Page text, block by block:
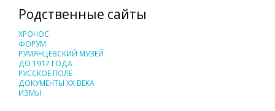
Родственные сайты
ХРОНОС
ФОРУМ
РУМЯНЦЕВСКИЙ МУЗЕЙ
ДО 1917 ГОДА
РУССКОЕ ПОЛЕ
ДОКУМЕНТЫ XX ВЕКА
ИЗМЫ